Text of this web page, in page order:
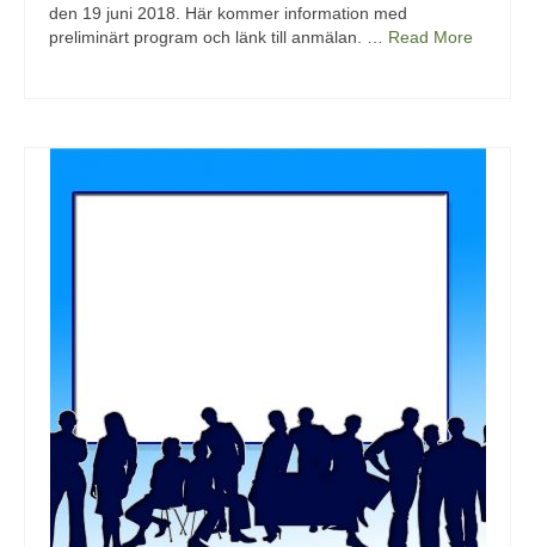
den 19 juni 2018. Här kommer information med
preliminärt program och länk till anmälan. … Read More